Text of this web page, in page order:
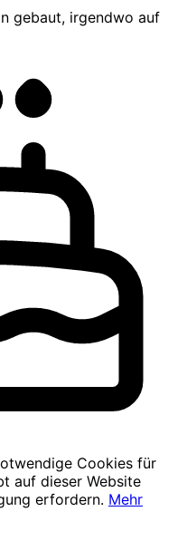
gebaut, irgendwo auf
Cookies für
auf dieser Website
erfordern. Mehr